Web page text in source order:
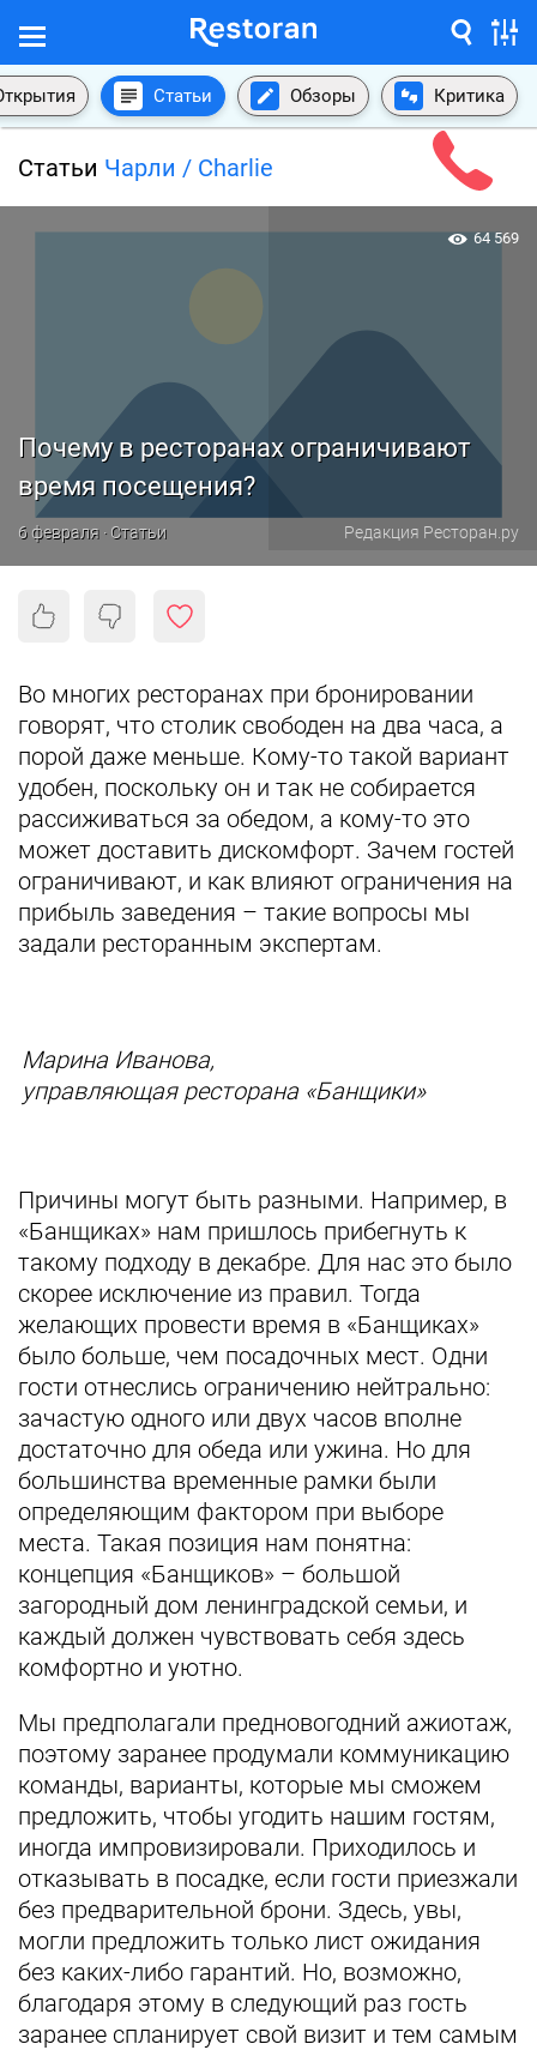
Статьи Обзоры Критика
Статьи Чарли / Charlie
Почему в ресторанах ограничивают
время посещения?
6 февраля · Статьи Редакция Ресторан.ру
64 569
Во многих ресторанах при бронировании
говорят, что столик свободен на два часа, а
порой даже меньше. Кому-то такой вариант
удобен, поскольку он и так не собирается
рассиживаться за обедом, а кому-то это
может доставить дискомфорт. Зачем гостей
ограничивают, и как влияют ограничения на
прибыль заведения – такие вопросы мы
задали ресторанным экспертам.
Марина Иванова,
управляющая ресторана «Банщики»
Причины могут быть разными. Например, в
«Банщиках» нам пришлось прибегнуть к
такому подходу в декабре. Для нас это было
скорее исключение из правил. Тогда
желающих провести время в «Банщиках»
было больше, чем посадочных мест. Одни
гости отнеслись ограничению нейтрально:
зачастую одного или двух часов вполне
достаточно для обеда или ужина. Но для
большинства временные рамки были
определяющим фактором при выборе
места. Такая позиция нам понятна:
концепция «Банщиков» – большой
загородный дом ленинградской семьи, и
каждый должен чувствовать себя здесь
комфортно и уютно.
Мы предполагали предновогодний ажиотаж,
поэтому заранее продумали коммуникацию
команды, варианты, которые мы сможем
предложить, чтобы угодить нашим гостям,
иногда импровизировали. Приходилось и
отказывать в посадке, если гости приезжали
без предварительной брони. Здесь, увы,
могли предложить только лист ожидания
без каких-либо гарантий. Но, возможно,
благодаря этому в следующий раз гость
заранее спланирует свой визит и тем самым